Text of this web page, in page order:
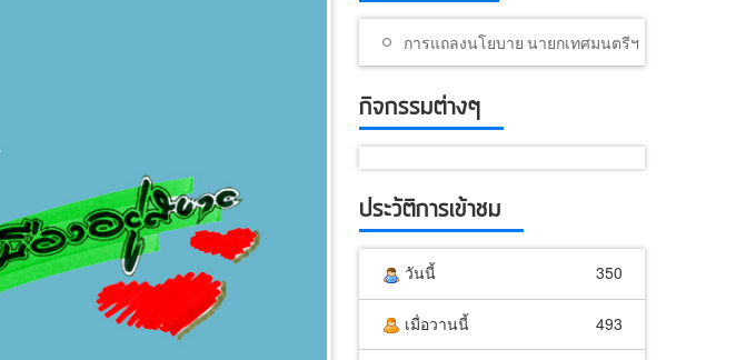
การแถลงนโยบาย นายกเทศมนตรีฯ
กิจกรรมต่างๆ
ประวัติการเข้าชม
วันนี้ 350
เมื่อวานนี้ 493